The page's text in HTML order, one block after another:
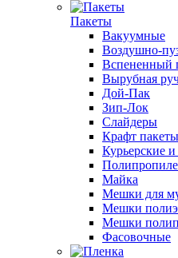
Пакеты
Вакуумные
Воздушно-
Вспененный
Вырубная
Дой-Пак
Зип-Лок
Слайдеры
Крафт пакеты
Курьерские
Майка
Мешки для
Мешки
Мешки
Фасовочные